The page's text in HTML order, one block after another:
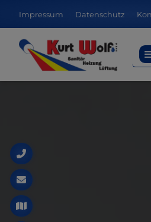
Impressum Datenschutz